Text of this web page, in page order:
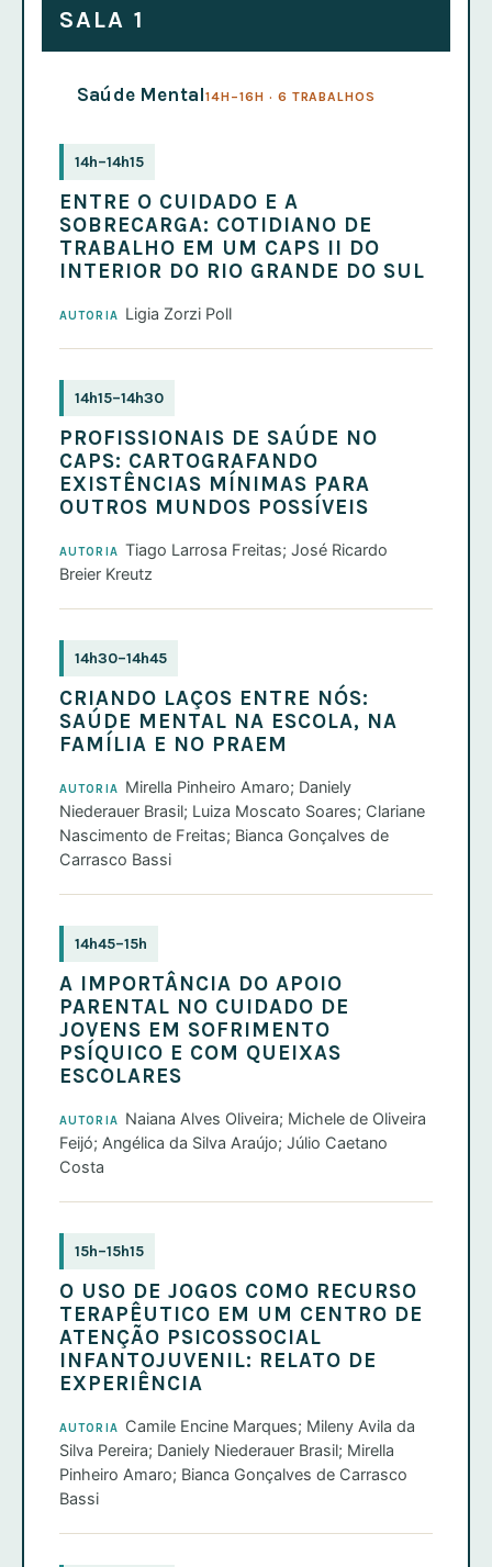
SALA 1
Saúde Mental14H–16H · 6 TRABALHOS
14h–14h15
ENTRE O CUIDADO E A
SOBRECARGA: COTIDIANO DE
TRABALHO EM UM CAPS II DO
INTERIOR DO RIO GRANDE DO SUL
AUTORIA Ligia Zorzi Poll
14h15–14h30
PROFISSIONAIS DE SAÚDE NO
CAPS: CARTOGRAFANDO
EXISTÊNCIAS MÍNIMAS PARA
OUTROS MUNDOS POSSÍVEIS
AUTORIA Tiago Larrosa Freitas; José Ricardo
Breier Kreutz
14h30–14h45
CRIANDO LAÇOS ENTRE NÓS:
SAÚDE MENTAL NA ESCOLA, NA
FAMÍLIA E NO PRAEM
AUTORIA
Mirella Pinheiro Amaro; Daniely
Niederauer Brasil; Luiza Moscato Soares; Clariane
Nascimento de Freitas; Bianca Gonçalves de
Carrasco Bassi
14h45–15h
A IMPORTÂNCIA DO APOIO
PARENTAL NO CUIDADO DE
JOVENS EM SOFRIMENTO
PSÍQUICO E COM QUEIXAS
ESCOLARES
AUTORIA
Naiana Alves Oliveira; Michele de Oliveira
Feijó; Angélica da Silva Araújo; Júlio Caetano
Costa
15h–15h15
O USO DE JOGOS COMO RECURSO
TERAPÊUTICO EM UM CENTRO DE
ATENÇÃO PSICOSSOCIAL
INFANTOJUVENIL: RELATO DE
EXPERIÊNCIA
AUTORIA
Camile Encine Marques; Mileny Avila da
Silva Pereira; Daniely Niederauer Brasil; Mirella
Pinheiro Amaro; Bianca Gonçalves de Carrasco
Bassi